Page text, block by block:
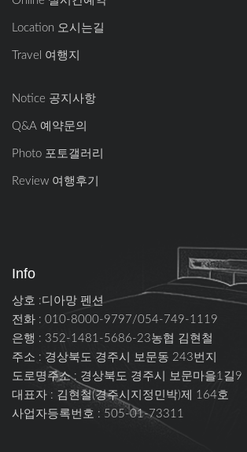
Location 오시는길
Travel 여행지
Notice 공지사항
Q&A 예약문의
Photo 포토갤러리
Review 여행후기
Info
상호 :디아망 펜션
전화 : 010-8000-9797/054-749-1119
은행 : 352-1481-5686-23농협 김현철
주소 : 경상북도 경주시 보문동 243번지
도로명주소 : 경상북도 경주시 보문마을1길9
대표자 : 김현철(경주시지정민박)제 164호
사업자등록번호 : 505-01-73311